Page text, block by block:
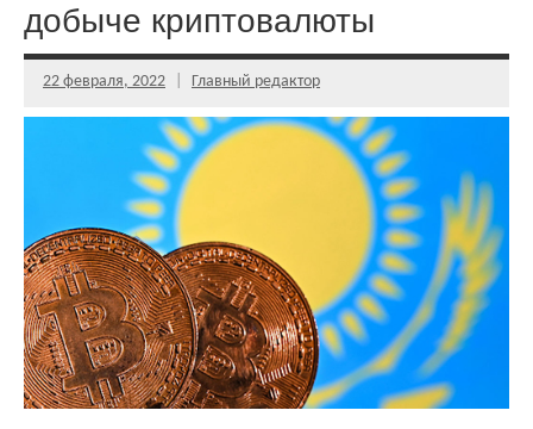
добыче криптовалюты
22 февраля, 2022 Главный редактор